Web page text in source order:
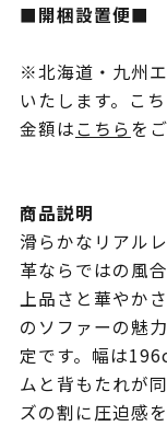
■開梱設置便■
※北海道・九州
いたします。こ
金額はこちらを
商品説明
滑らかなリアル
革ならではの風
上品さと華やか
のソファーの魅
定です。幅は
ムと背もたれが
ズの割に圧迫感